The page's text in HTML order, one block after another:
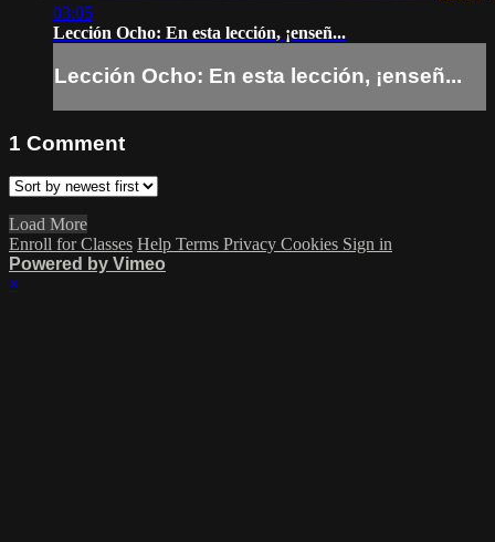
03:05
Lección Ocho: En esta lección, ¡enseñ...
Lección Ocho: En esta lección, ¡enseñ...
1 Comment
Load More
Enroll for Classes Help Terms Privacy Cookies Sign in
Powered by Vimeo
×